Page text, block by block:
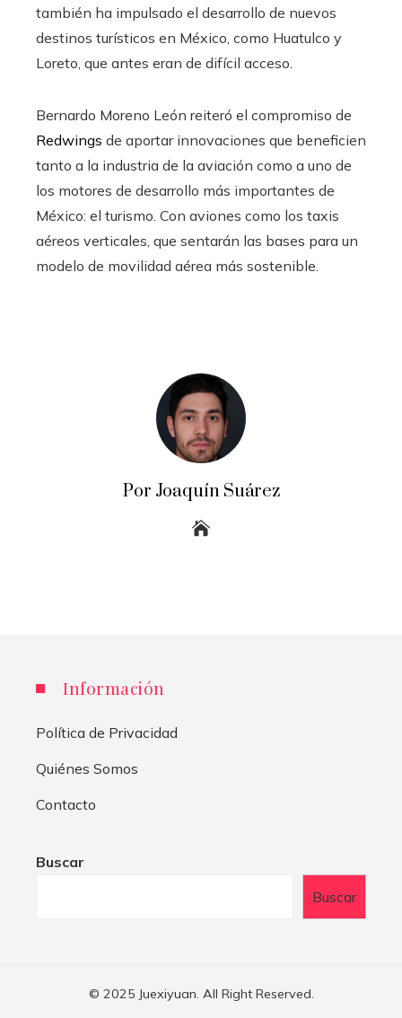
también ha impulsado el desarrollo de nuevos
destinos turísticos en México, como Huatulco y
Loreto, que antes eran de difícil acceso.
Bernardo Moreno León reiteró el compromiso de
Redwings de aportar innovaciones que beneficien
tanto a la industria de la aviación como a uno de
los motores de desarrollo más importantes de
México: el turismo. Con aviones como los taxis
aéreos verticales, que sentarán las bases para un
modelo de movilidad aérea más sostenible.
Por Joaquín Suárez
Información
Política de Privacidad
Quiénes Somos
Contacto
Buscar
Buscar
© 2025 Juexiyuan. All Right Reserved.